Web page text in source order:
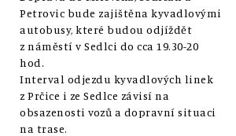
Petrovic bude zajištěna kyvadlovými
autobusy, které budou odjíždět
z náměstí v Sedlci do cca 19.30-20
hod.
Interval odjezdu kyvadlových linek
z Prčice i ze Sedlce závisí na
obsazenosti vozů a dopravní situaci
na trase.